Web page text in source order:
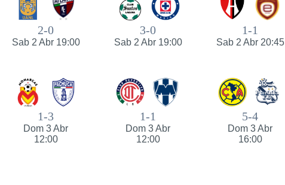
2-0
Sab 2 Abr 19:00
3-0
Sab 2 Abr 19:00
1-1
Sab 2 Abr 20:45
1-3
Dom 3 Abr
12:00
1-1
Dom 3 Abr
12:00
5-4
Dom 3 Abr
16:00